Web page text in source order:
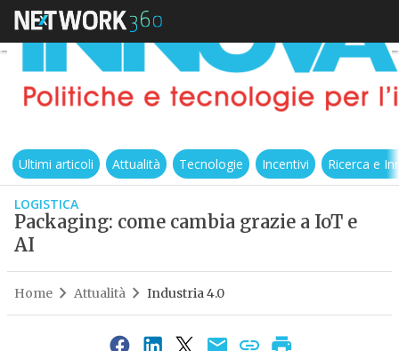
Ultimi articoli Attualità Tecnologie Incentivi Ricerca e
LOGISTICA
Packaging: come cambia grazie a IoT e
AI
Home Attualità Industria 4.0